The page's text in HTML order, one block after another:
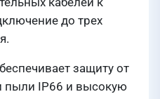
до трех
защиту от
пыли IP66 и высокую